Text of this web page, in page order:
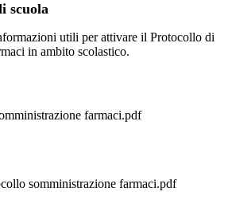
scuola
utili per attivare il Protocollo di
in ambito scolastico.
farmaci.pdf
somministrazione farmaci.pdf